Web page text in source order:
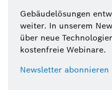
Gebäudelösungen
weiter. In unserem
über neue
kostenfreie Webinare.
Newsletter abonnieren